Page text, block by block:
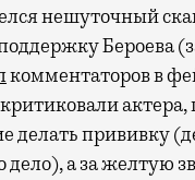
нешуточный
Бероева
комментаторов в
делать прививку
дело), а за желтую